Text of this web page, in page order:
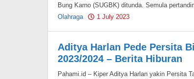
Bung Karno (SUGBK) ditunda. Semula
Olahraga
1 July 2023
Aditya Harlan Pede Persita
2023/2024 – Berita Hiburan
Pahami.id – Kiper Aditya Harlan yakin Persita